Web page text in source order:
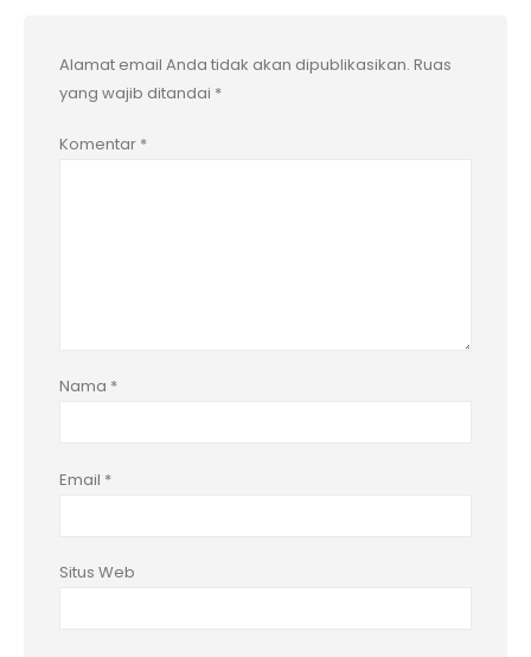
Alamat email Anda tidak akan dipublikasikan. Ruas
yang wajib ditandai *
Komentar *
Nama *
Email *
Situs Web